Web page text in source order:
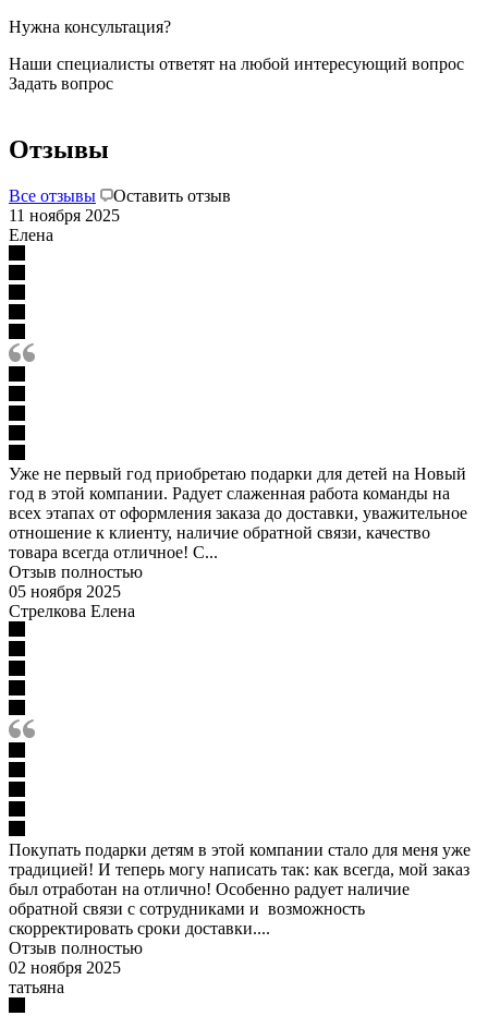
Нужна консультация?
Наши специалисты ответят на любой интересующий вопрос
Задать вопрос
Отзывы
Все отзывы
Оставить отзыв
11 ноября 2025
Елена
Уже не первый год приобретаю подарки для детей на Новый
год в этой компании. Радует слаженная работа команды на
всех этапах от оформления заказа до доставки, уважительное
отношение к клиенту, наличие обратной связи, качество
товара всегда отличное! С...
Отзыв полностью
05 ноября 2025
Стрелкова Елена
Покупать подарки детям в этой компании стало для меня уже
традицией! И теперь могу написать так: как всегда, мой заказ
был отработан на отлично! Особенно радует наличие
обратной связи с сотрудниками и возможность
скорректировать сроки доставки....
Отзыв полностью
02 ноября 2025
татьяна